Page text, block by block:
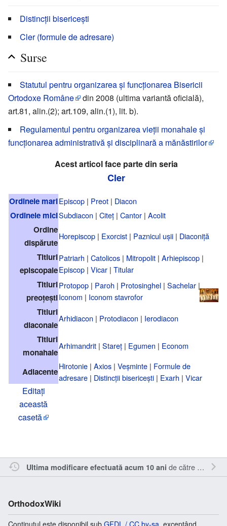
Distincții bisericești
Cler (formule de adresare)
Surse
Statutul pentru organizarea și funcționarea Bisericii
Ortodoxe Române
din 2008 (ultima variantă oficială),
art.81, alin.(2); art.109, alin.(1), lit. b).
Regulamentul pentru organizarea vieții monahale și
funcționarea administrativă și disciplinară a mănăstirilor
Acest articol face parte din seria
Cler
Ordinele mariEpiscop | Preot | Diacon
Ordinele miciSubdiacon | Citeț | Cantor | Acolit
Ordine
dispărute
Horepiscop | Exorcist | Paznicul ușii | Diaconiță
Titluri
episcopale
Patriarh | Catolicos | Mitropolit | Arhiepiscop |
Episcop | Vicar | Titular
Titluri
preoțești
Protopop | Paroh | Protosinghel | Sachelar |
Iconom | Iconom stavrofor
Titluri
diaconale
Arhidiacon | Protodiacon | Ierodiacon
Titluri
monahale
Arhimandrit | Stareț | Egumen | Econom
Adiacente
Hirotonie | Axios | Veșminte | Formule de
adresare | Distincții bisericești | Exarh | Vicar
Editați
această
casetă
Ultima modificare efectuată acum 10 ani de către Oql
OrthodoxWiki
Conținutul este disponibil sub GFDL / CC by-sa , exceptând